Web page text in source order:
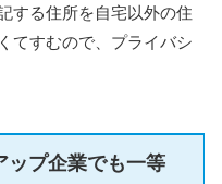
する住所を自宅以外の住
てすむので、プライバシ
ップ企業でも一等